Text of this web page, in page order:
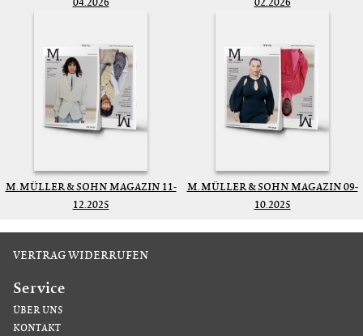
M. MÜLLER & SOHN MAGAZIN 11-
12.2025
M. MÜLLER & SOHN MAGAZIN 09-
10.2025
VERTRAG WIDERRUFEN
Service
ÜBER UNS
KONTAKT